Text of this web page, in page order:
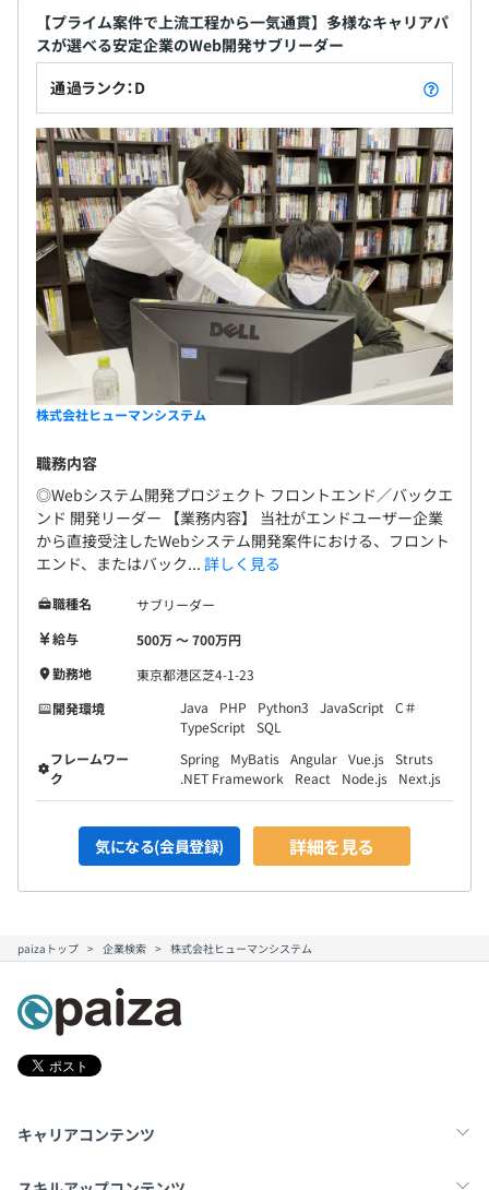
【プライム案件で上流工程から一気通貫】多様なキャリアパ
スが選べる安定企業のWeb開発サブリーダー
通過ランク：D
株式会社ヒューマンシステム
職務内容
◎Webシステム開発プロジェクト フロントエンド／バックエ
ンド 開発リーダー 【業務内容】 当社がエンドユーザー企業
から直接受注したWebシステム開発案件における、フロント
エンド、またはバック... 詳しく見る
職種名
サブリーダー
給与
500万 〜 700万円
勤務地
東京都港区芝4-1-23
開発環境
Java PHP Python3 JavaScript
C＃
TypeScript
SQL
フレームワー
ク
Spring MyBatis Angular Vue.js Struts
.NET Framework
React Node.js Next.js
気になる(会員登録) 詳細を見る
paizaトップ 企業検索 株式会社ヒューマンシステム
キャリアコンテンツ